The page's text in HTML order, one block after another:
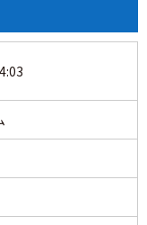
が、残り試合で本
としてでも勝ち点3
い栃木の一戦。
が少なかった。上
くいかずに偏って
たと思います。
は、バホスとも話